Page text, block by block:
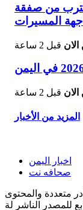
يقترب من صفقة
المسيرات
الان قبل 2 ساعة
الان قبل 2 ساعة
المزيد من الأخبار
اخبار اليمن
صحافه نت
متعددة والمحتوى
للمصدر الناشر لة